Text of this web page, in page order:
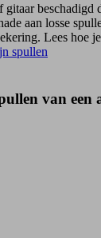
gitaar beschadigd
aan losse
Lees hoe
spullen
van een